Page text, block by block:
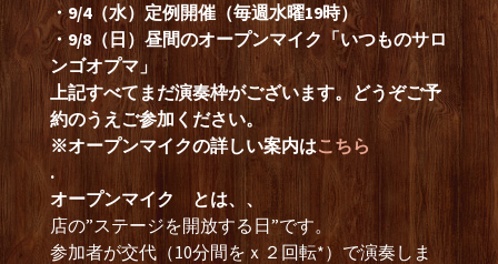
・9/4（水）定例開催（毎週水曜19時）
・9/8（日）昼間のオープンマイク「いつものサロ
ンゴオプマ」
上記すべてまだ演奏枠がございます。どうぞご予
約のうえご参加ください。
※オープンマイクの詳しい案内はこちら
.
オープンマイク とは、、
店の”ステージを開放する日”です。
参加者が交代（10分間をｘ２回転*）で演奏しま